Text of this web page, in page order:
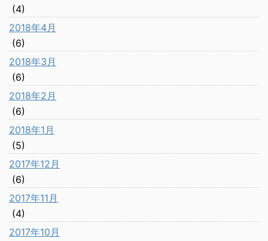
(4)
2018年4月
(6)
2018年3月
(6)
2018年2月
(6)
2018年1月
(5)
2017年12月
(6)
2017年11月
(4)
2017年10月